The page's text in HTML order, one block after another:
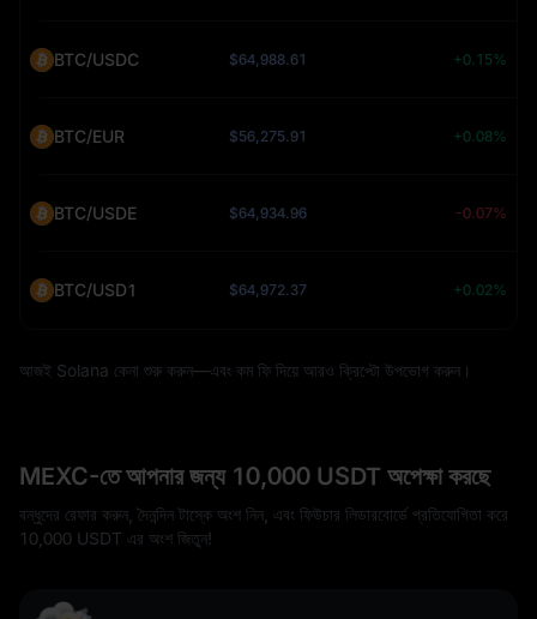
BTC/USDC $64,988.61 +0.15%
BTC/EUR $56,275.91 +0.08%
BTC/USDE $64,934.96 -0.07%
BTC/USD1 $64,972.37 +0.02%
আজই Solana কেনা শুরু করুন—এবং কম ফি দিয়ে আরও ক্রিপ্টো উপভোগ করুন।
MEXC-তে আপনার জন্য 10,000 USDT অপেক্ষা করছে
বন্ধুদের রেফার করুন, দৈনন্দিন টাস্কে অংশ নিন, এবং ফিউচার লিডারবোর্ডে প্রতিযোগিতা করে
10,000 USDT এর অংশ জিতুন!